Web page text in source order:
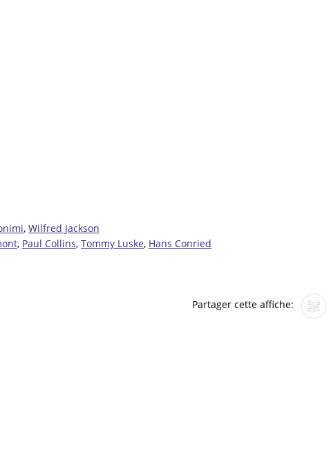
, Wilfred Jackson
, Paul Collins, Tommy Luske, Hans Conried
Partager cette affiche: